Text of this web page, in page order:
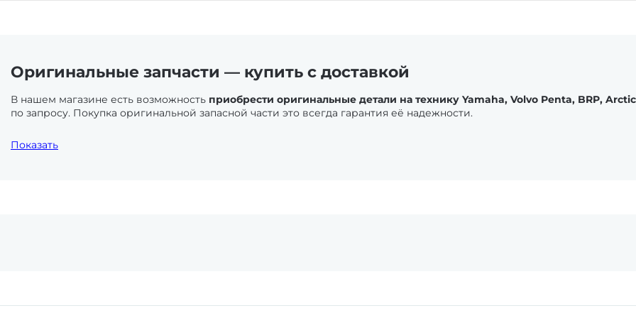
Оригинальные запчасти — купить с доставкой
В нашем магазине есть возможность приобрести оригинальные детали на технику Yamaha, Volvo Penta, BRP,
по запросу. Покупка оригинальной запасной части это всегда гарантия её надежности.
не велик. Части системы подачи топлива и системы охлаждения востребованы и на стационарных и на подвесных
выходит из строя со временем. Вопрос замены здесь не столь острый, однако родные покупаются часто. Реже
Показать